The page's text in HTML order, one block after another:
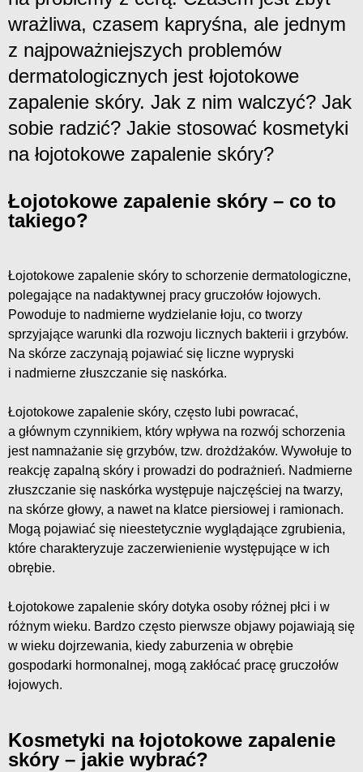
wrażliwa, czasem kapryśna, ale jednym
z najpoważniejszych problemów
dermatologicznych jest łojotokowe
zapalenie skóry. Jak z nim walczyć? Jak
sobie radzić? Jakie stosować kosmetyki
na łojotokowe zapalenie skóry?
Łojotokowe zapalenie skóry – co to
takiego?
Łojotokowe zapalenie skóry to schorzenie dermatologiczne,
polegające na nadaktywnej pracy gruczołów łojowych.
Powoduje to nadmierne wydzielanie łoju, co tworzy
sprzyjające warunki dla rozwoju licznych bakterii i grzybów.
Na skórze zaczynają pojawiać się liczne wypryski
i nadmierne złuszczanie się naskórka.
Łojotokowe zapalenie skóry, często lubi powracać,
a głównym czynnikiem, który wpływa na rozwój schorzenia
jest namnażanie się grzybów, tzw. drożdżaków. Wywołuje to
reakcję zapalną skóry i prowadzi do podrażnień. Nadmierne
złuszczanie się naskórka występuje najczęściej na twarzy,
na skórze głowy, a nawet na klatce piersiowej i ramionach.
Mogą pojawiać się nieestetycznie wyglądające zgrubienia,
które charakteryzuje zaczerwienienie występujące w ich
obrębie.
Łojotokowe zapalenie skóry dotyka osoby różnej płci i w
różnym wieku. Bardzo często pierwsze objawy pojawiają się
w wieku dojrzewania, kiedy zaburzenia w obrębie
gospodarki hormonalnej, mogą zakłócać pracę gruczołów
łojowych.
Kosmetyki na łojotokowe zapalenie
skóry – jakie wybrać?